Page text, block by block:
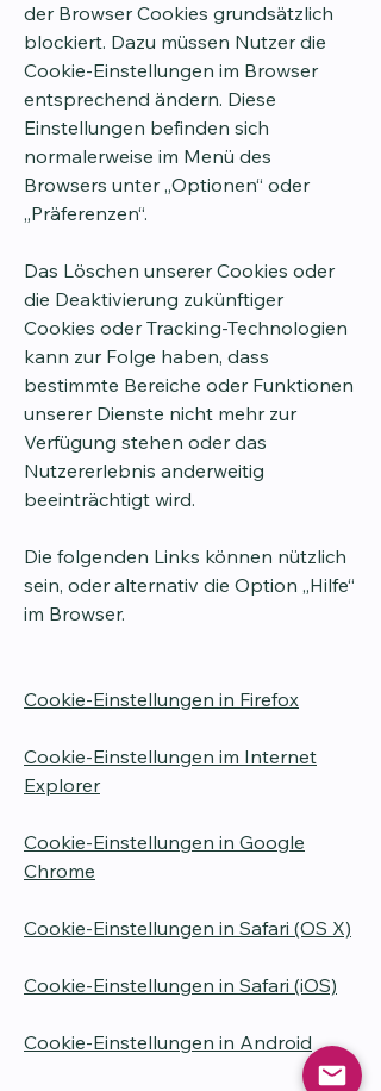
der Browser Cookies grundsätzlich
blockiert. Dazu müssen Nutzer die
Cookie-Einstellungen im Browser
entsprechend ändern. Diese
Einstellungen befinden sich
normalerweise im Menü des
Browsers unter „Optionen“ oder
„Präferenzen“.
Das Löschen unserer Cookies oder
die Deaktivierung zukünftiger
Cookies oder Tracking-Technologien
kann zur Folge haben, dass
bestimmte Bereiche oder Funktionen
unserer Dienste nicht mehr zur
Verfügung stehen oder das
Nutzererlebnis anderweitig
beeinträchtigt wird.
Die folgenden Links können nützlich
sein, oder alternativ die Option „Hilfe“
im Browser.
Cookie-Einstellungen in Firefox
Cookie-Einstellungen im Internet
Explorer
Cookie-Einstellungen in Google
Chrome
Cookie-Einstellungen in Safari (OS X)
Cookie-Einstellungen in Safari (iOS)
Cookie-Einstellungen in Android